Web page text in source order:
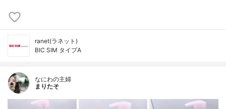
ranet(ラネット)
BIC SIM タイプA
なにわの主婦
まりたそ